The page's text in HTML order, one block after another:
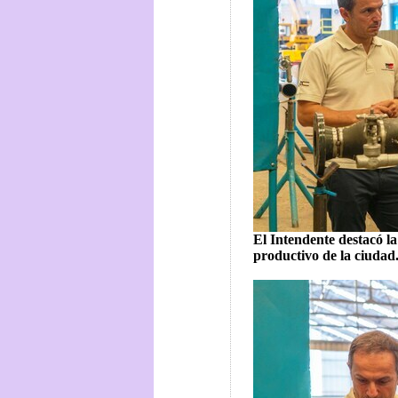
El Intendente destacó
productivo de la ciudad.